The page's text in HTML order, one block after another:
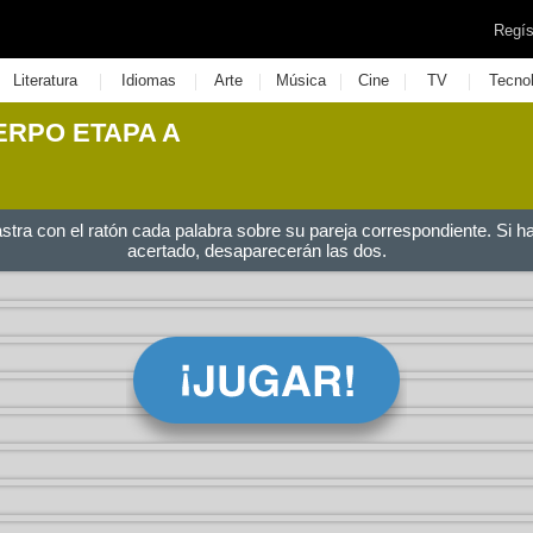
Literatura | Idiomas | Arte | Música | Cine | TV |
ETAPA A
con el ratón cada palabra sobre su pareja correspondiente. Si
acertado, desaparecerán las dos.